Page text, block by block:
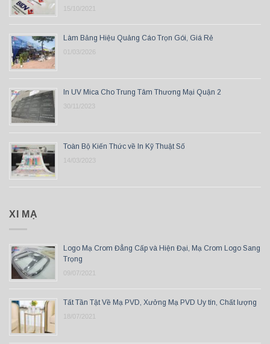
15/10/2021
Làm Bảng Hiệu Quảng Cáo Trọn Gói, Giá Rẻ
01/03/2026
In UV Mica Cho Trung Tâm Thương Mại Quận 2
30/11/2023
Toàn Bộ Kiến Thức về In Kỹ Thuật Số
14/03/2023
XI MẠ
Logo Mạ Crom Đẳng Cấp và Hiện Đại, Mạ Crom Logo Sang
Trọng
09/07/2021
Tất Tần Tật Về Mạ PVD, Xưởng Mạ PVD Uy tín, Chất lượng
18/07/2021